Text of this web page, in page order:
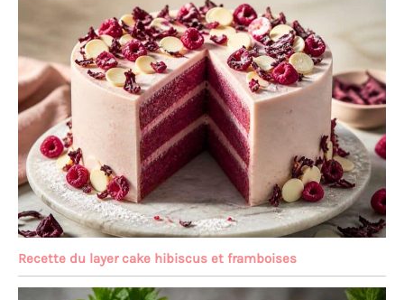
Recette du layer cake hibiscus et framboises